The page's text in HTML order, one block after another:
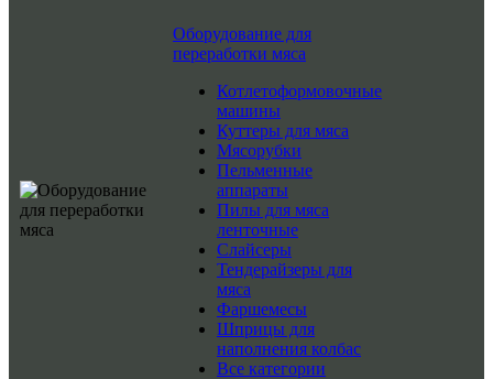
Оборудование для
переработки мяса
Котлетоформовочные
машины
Куттеры для мяса
Мясорубки
Пельменные
аппараты
Пилы для мяса
ленточные
Слайсеры
Тендерайзеры для
мяса
Фаршемесы
Шприцы для
наполнения колбас
Все категории